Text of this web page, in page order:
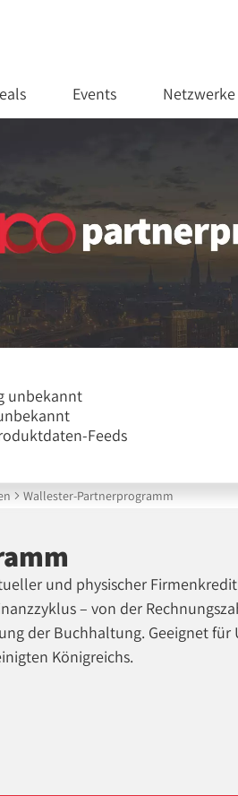
Events Netzwerke
unbekannt
Feeds
Wallester-Partnerprogramm
und physischer
– von der
der Buchhaltung. Geeignet für
Königreichs.